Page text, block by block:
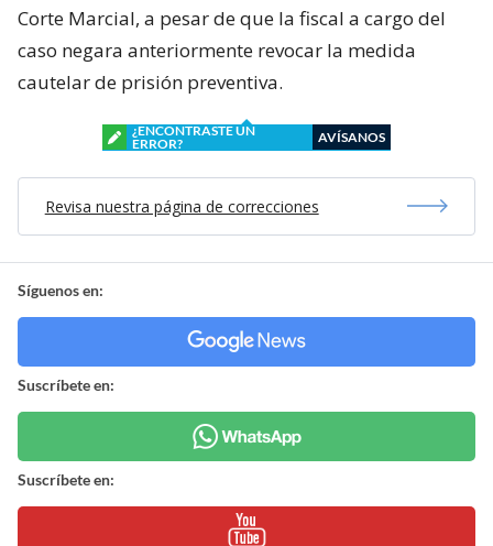
Corte Marcial, a pesar de que la fiscal a cargo del
caso negara anteriormente revocar la medida
cautelar de prisión preventiva.
¿ENCONTRASTE UN
ERROR?
AVÍSANOS
Revisa nuestra página de correcciones
Síguenos en:
Suscríbete en:
Suscríbete en: